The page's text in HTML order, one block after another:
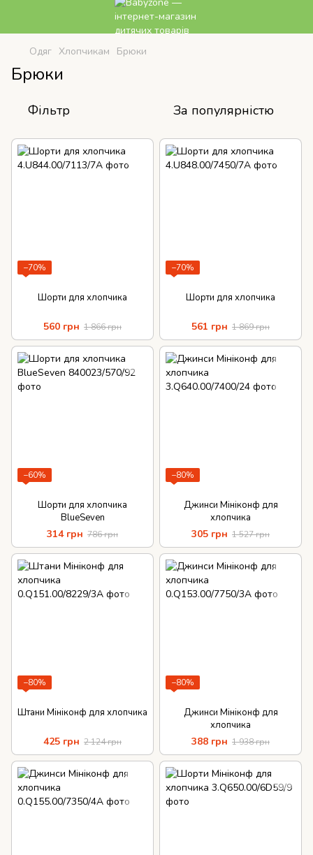
Одяг Хлопчикам Брюки
Брюки
Фільтр За популярністю
−70%
Шорти для хлопчика
560 грн 1 866 грн
−70%
Шорти для хлопчика
561 грн 1 869 грн
−60%
Шорти для хлопчика
BlueSeven
314 грн 786 грн
−80%
Джинси Мініконф для
хлопчика
305 грн 1 527 грн
−80%
Штани Мініконф для хлопчика
425 грн 2 124 грн
−80%
Джинси Мініконф для
хлопчика
388 грн 1 938 грн